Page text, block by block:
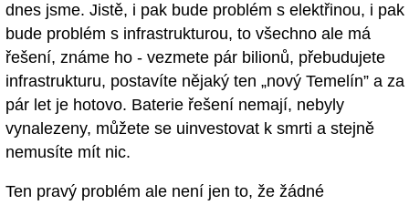
dnes jsme. Jistě, i pak bude problém s elektřinou, i pak
bude problém s infrastrukturou, to všechno ale má
řešení, známe ho - vezmete pár bilionů, přebudujete
infrastrukturu, postavíte nějaký ten „nový Temelín” a za
pár let je hotovo. Baterie řešení nemají, nebyly
vynalezeny, můžete se uinvestovat k smrti a stejně
nemusíte mít nic.
Ten pravý problém ale není jen to, že žádné